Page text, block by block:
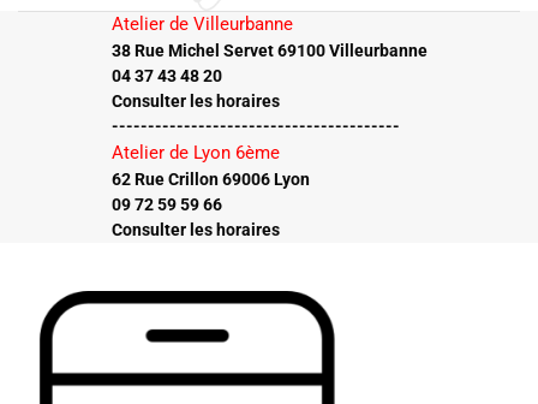
Atelier de Villeurbanne
38 Rue Michel Servet 69100 Villeurbanne
04 37 43 48 20
Consulter les horaires
----------------------------------------
Atelier de Lyon 6ème
62 Rue Crillon 69006 Lyon
09 72 59 59 66
Consulter les horaires